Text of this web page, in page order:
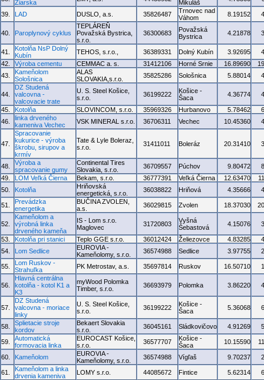
Žiarska
Mikuláš
39. LAD DUSLO, a.s. 35826487
Trnovec nad
Váhom
8.19152
40. Paroplynový cyklus
TEPLÁREŇ
Považská Bystrica,
s.r.o.
36300683
Považská
Bystrica
4.21878
41.
Kotolňa NsP Dolný
Kubín
TEHOS, s.r.o., 36389331 Dolný Kubín 3.92695
42.
Výroba cementu CEMMAC a. s. 31412106 Horné Srnie 16.89690
43.
Kameňolom
Sološnica
ALAS
SLOVAKIA,s.r.o.
35825286 Sološnica 5.88014
44.
DZ Studená
valcovna -
valcovacie trate
U. S. Steel Košice,
s.r.o.
36199222
Košice -
Šaca
4.36774
45. Kotolňa SLOVINCOM, s.r.o. 35969326 Hurbanovo 5.78462
46.
linka drveného
kameniva Vechec
VSK MINERAL s.r.o. 36706311 Vechec 10.45360
47.
Spracovanie
kukurice - výroba
škrobu, sirupov a
krmív
Tate & Lyle Boleraz,
s.r.o.
31411011 Boleráz 20.31410
48.
Výroba a
spracovanie gumy
Continental Tires
Slovakia, s.r.o.
36709557 Púchov 9.80472
49.
LOM Veľká Čierna Bekam, s.r.o. 36777391 Veľká Čierna 12.63470
50.
Kotolňa
Hriňovská
energetická, s.r.o.
36038822 Hriňová 4.35666
51.
Prevádzka
energetika
BUČINA ZVOLEN,
a.s.
36029815 Zvolen 18.37030
52.
Kameňolom a
výrobná linka
drveného kameňa
IS - Lom s.r.o.
Maglovec
31720803
Vyšná
Šebastová
4.15076
53. Kotolňa pri stanici Teplo GGE s.r.o. 36012424 Želiezovce 4.83285
54.
Lom Sedlice
EUROVIA -
Kameňolomy, s.r.o.
36574988 Sedlice 3.97755
55.
Lom Ruskov -
Strahuľka
PK Metrostav, a.s. 35697814 Ruskov 16.50710
56.
Hlavná centrálna
kotolňa - kotol K1 a
K3
myWood Polomka
Timber, s.r.o.
36693979 Polomka 3.86220
57.
DZ Studená
valcovna - moriace
linky
U. S. Steel Košice,
s.r.o.
36199222
Košice -
Šaca
5.36068
58.
Splietacie stroje
kordov
Bekaert Slovakia
s.r.o.
36045161 Sládkovičovo 4.91269
59.
Automatická
formovacia linka
EUROCAST Košice,
s.r.o.
36577707
Košice -
Šaca
10.15590
60. Kameňolom
EUROVIA -
Kameňolomy, s.r.o.
36574988 Vígľaš 9.70237
61.
Kameňolom a linka
drvenia kameniva
LOMY s.r.o. 44085672 Fintice 5.62314